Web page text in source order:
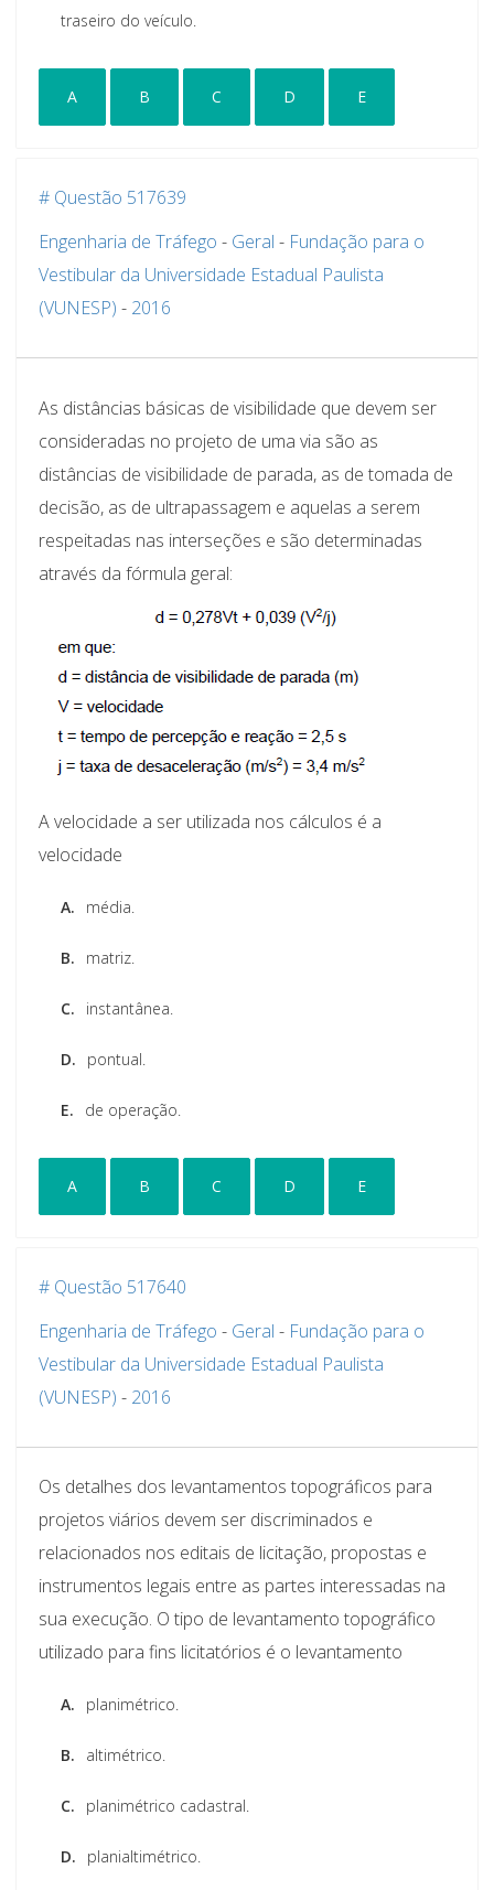
traseiro do veículo.
A B C D E
# Questão 517639
Engenharia de Tráfego - Geral - Fundação para o
Vestibular da Universidade Estadual Paulista
(VUNESP) - 2016
As distâncias básicas de visibilidade que devem ser
consideradas no projeto de uma via são as
distâncias de visibilidade de parada, as de tomada de
decisão, as de ultrapassagem e aquelas a serem
respeitadas nas interseções e são determinadas
através da fórmula geral:
A velocidade a ser utilizada nos cálculos é a
velocidade
A. média.
B. matriz.
C. instantânea.
D. pontual.
E. de operação.
A B C D E
# Questão 517640
Engenharia de Tráfego - Geral - Fundação para o
Vestibular da Universidade Estadual Paulista
(VUNESP) - 2016
Os detalhes dos levantamentos topográficos para
projetos viários devem ser discriminados e
relacionados nos editais de licitação, propostas e
instrumentos legais entre as partes interessadas na
sua execução. O tipo de levantamento topográfico
utilizado para fins licitatórios é o levantamento
A. planimétrico.
B. altimétrico.
C. planimétrico cadastral.
D. planialtimétrico.